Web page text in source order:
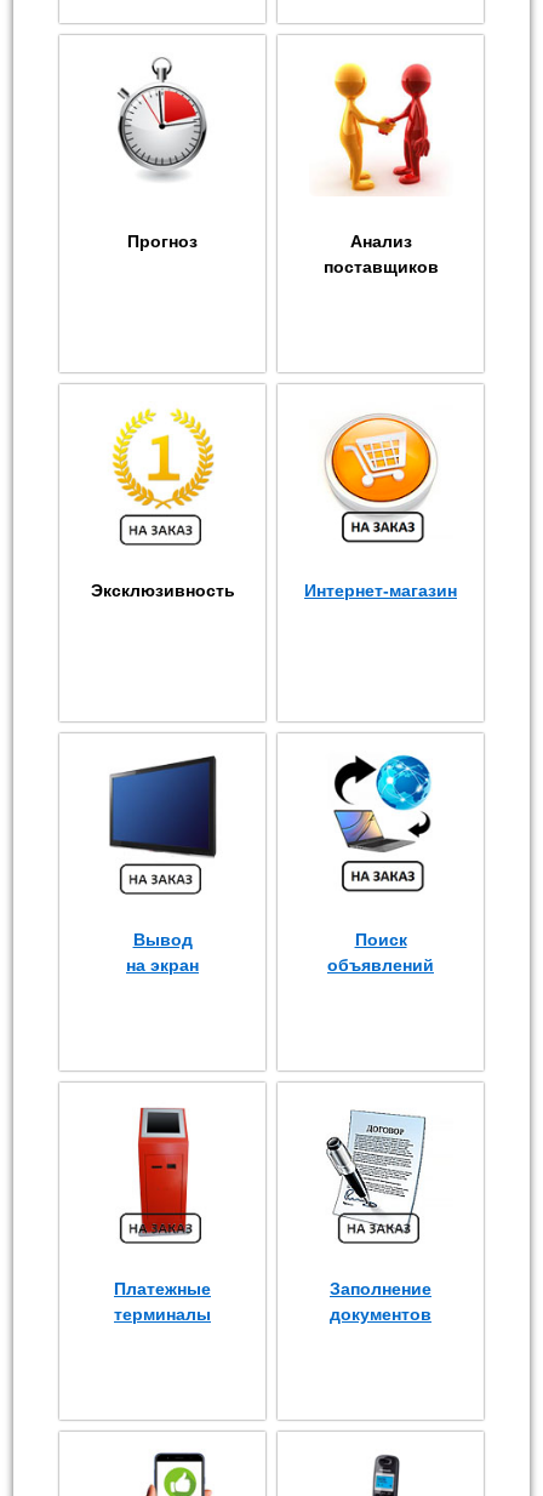
Прогноз
Анализ
поставщиков
Эксклюзивность Интернет-магазин
Вывод
на экран
Поиск
объявлений
Платежные
терминалы
Заполнение
документов